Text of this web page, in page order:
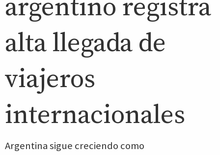
argentino registra
alta llegada de
viajeros
internacionales
Argentina sigue creciendo como